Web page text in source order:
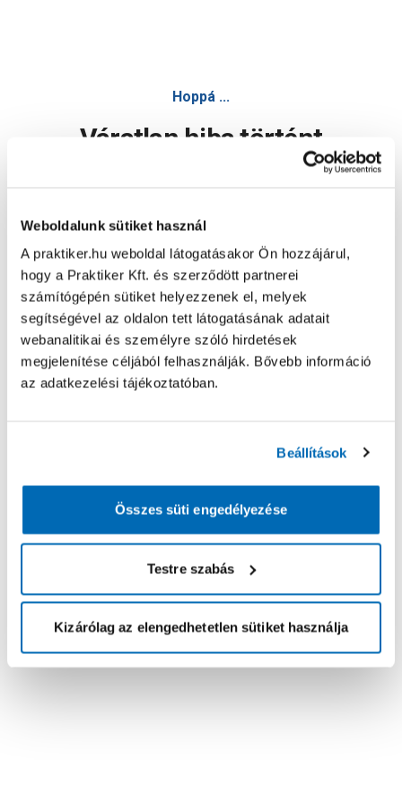
Weboldalunk sütiket használ
A praktiker.hu weboldal látogatásakor Ön hozzájárul,
hogy a Praktiker Kft. és szerződött partnerei
számítógépén sütiket helyezzenek el, melyek
segítségével az oldalon tett látogatásának adatait
webanalitikai és személyre szóló hirdetések
megjelenítése céljából felhasználják. Bővebb információ
az adatkezelési tájékoztatóban.
Beállítások
Összes süti engedélyezése
Testre szabás
Kizárólag az elengedhetetlen sütiket használja
Hoppá ...
Váratlan hiba történt
Oldal újratöltése